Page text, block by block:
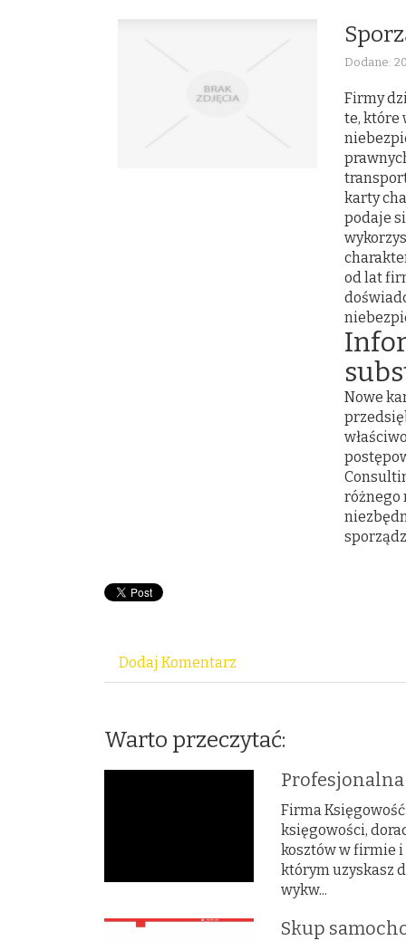
Dodane:
Firmy
te, które
karty
podaje
od lat
Nowe
różnego
Dodaj Komentarz
Warto przeczytać:
Firma
księgowości,
kosztów w firmie
którym uzyskasz
wykw...
Skup